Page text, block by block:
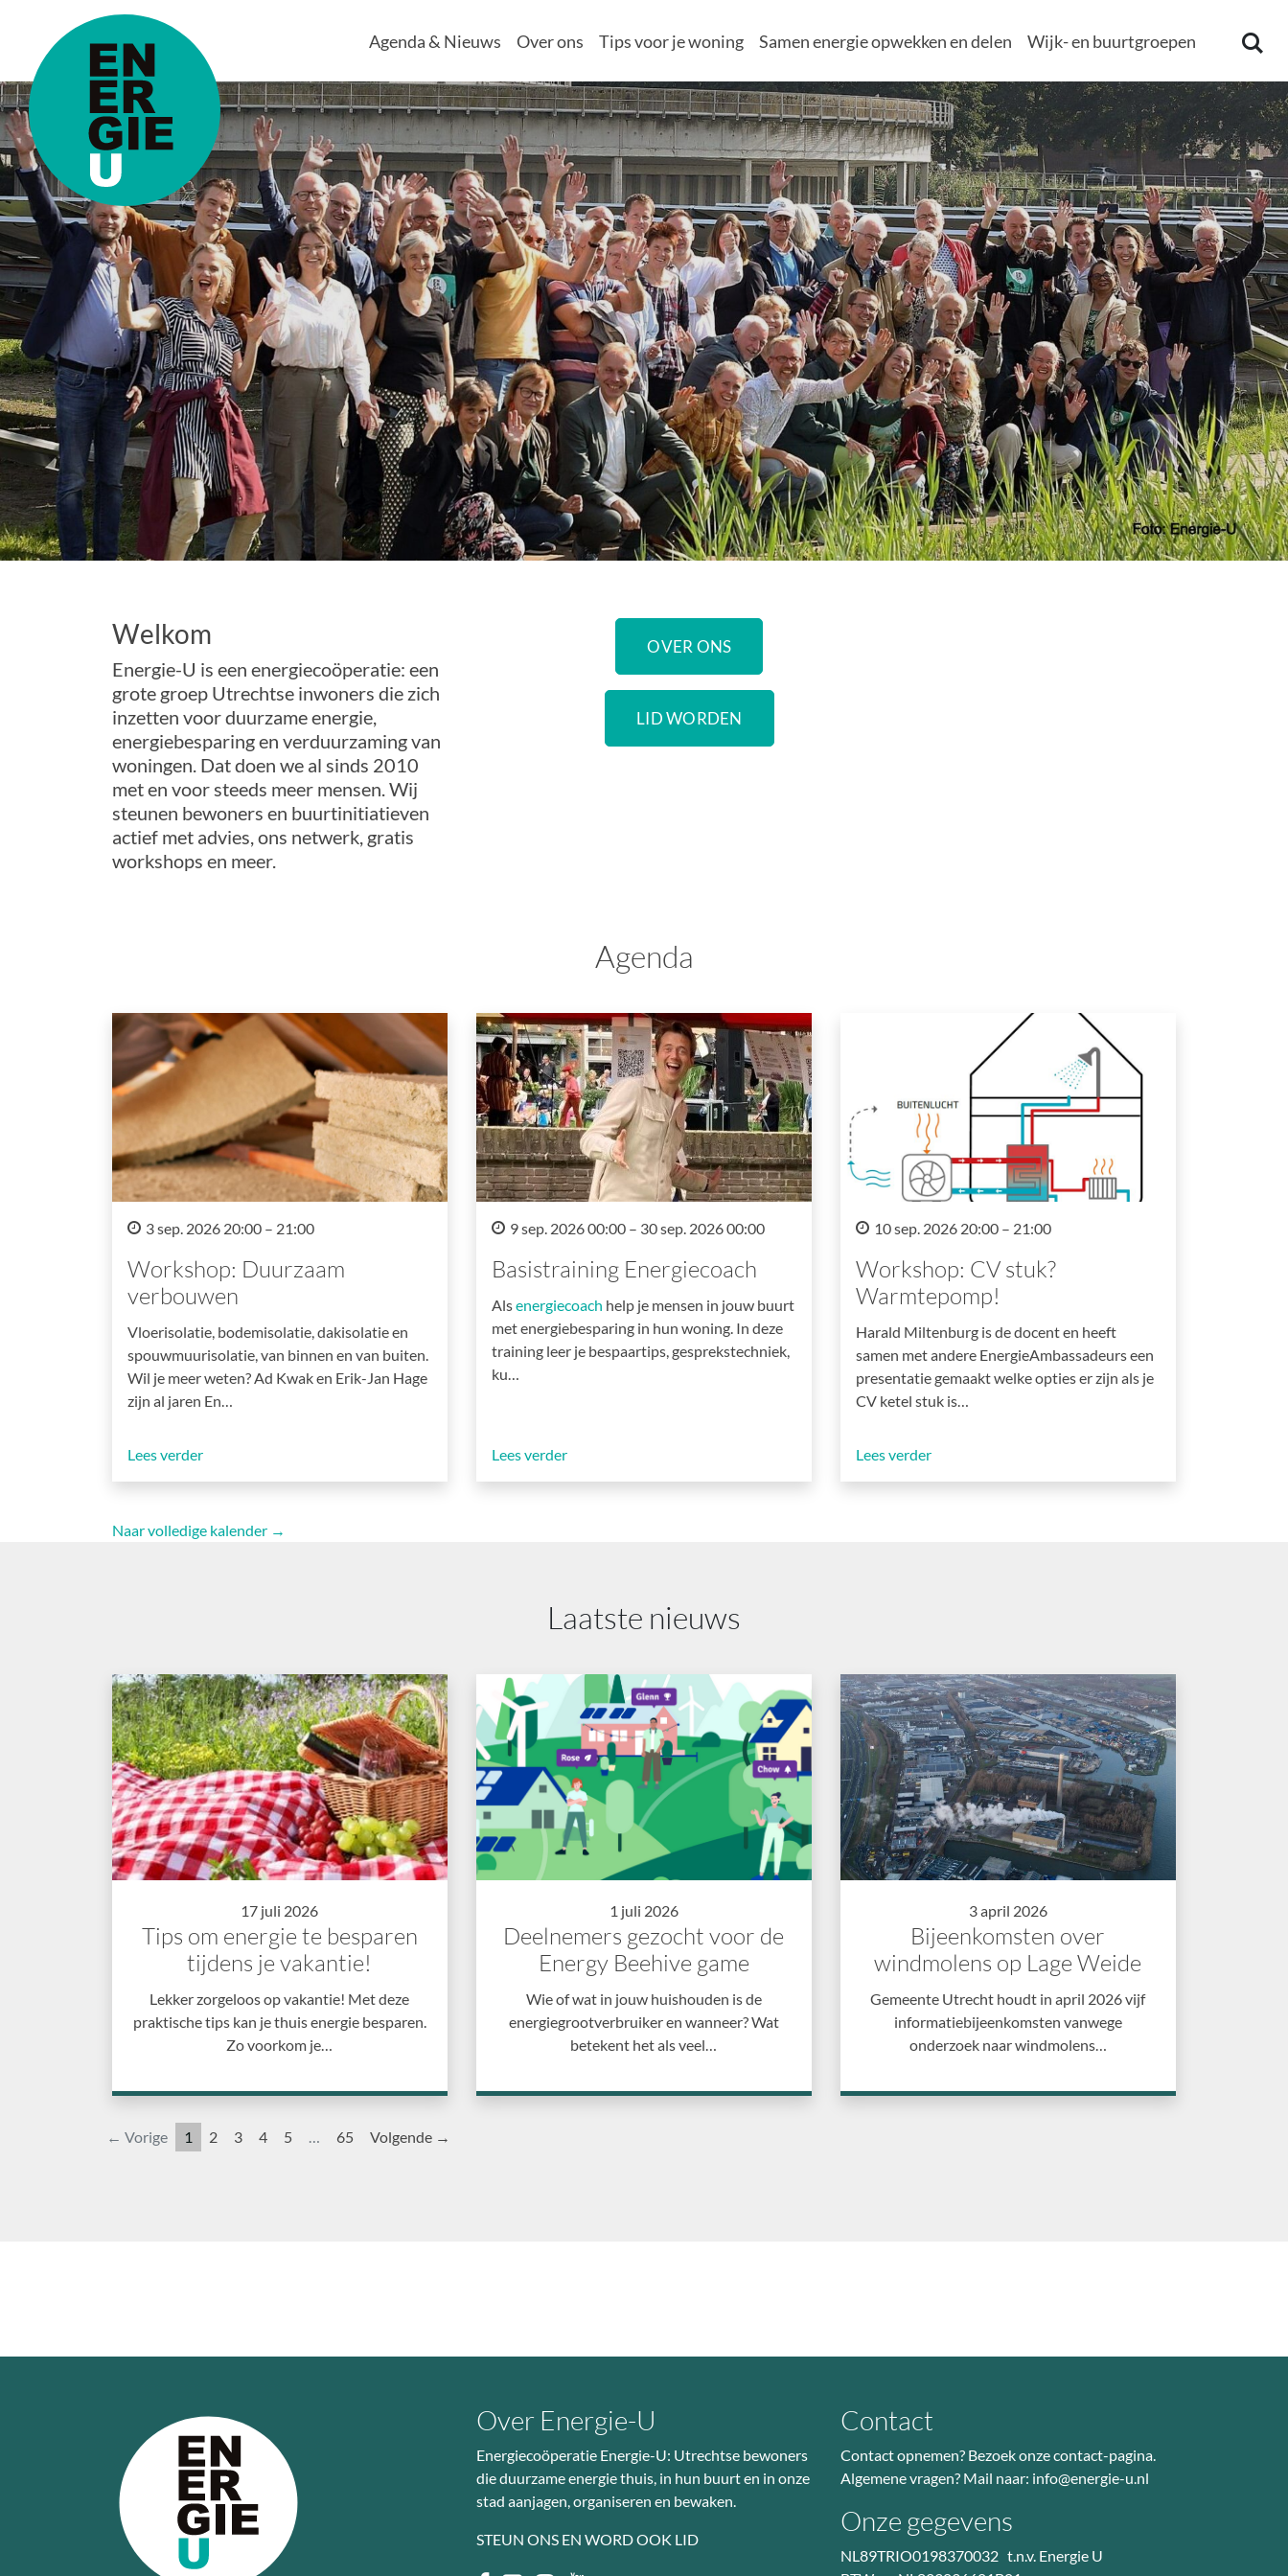
Agenda & Nieuws Over ons Tips voor je woning Samen energie opwekken en delen Wijk- en buurtgroepen
Welkom
Energie-U is een energiecoöperatie: een
grote groep Utrechtse inwoners die zich
inzetten voor duurzame energie,
energiebesparing en verduurzaming van
woningen. Dat doen we al sinds 2010
met en voor steeds meer mensen. Wij
steunen bewoners en buurtinitiatieven
actief met advies, ons netwerk, gratis
workshops en meer.
OVER ONS
LID WORDEN
Agenda
3 sep. 2026 20:00 – 21:00
Workshop: Duurzaam
verbouwen
Vloerisolatie, bodemisolatie, dakisolatie en
spouwmuurisolatie, van binnen en van buiten.
Wil je meer weten? Ad Kwak en Erik-Jan Hage
zijn al jaren En…
Lees verder
9 sep. 2026 00:00 – 30 sep. 2026 00:00
Basistraining Energiecoach
Alsenergiecoach help je mensen in jouw buurt
met energiebesparing in hun woning. In deze
training leer je bespaartips, gesprekstechniek,
ku…
Lees verder
10 sep. 2026 20:00 – 21:00
Workshop: CV stuk?
Warmtepomp!
Harald Miltenburg is de docent en heeft
samen met andere EnergieAmbassadeurs een
presentatie gemaakt welke opties er zijn als je
CV ketel stuk is…
Lees verder
Naar volledige kalender →
Laatste nieuws
17 juli 2026
Tips om energie te besparen
tijdens je vakantie!
Lekker zorgeloos op vakantie! Met deze
praktische tips kan je thuis energie besparen.
Zo voorkom je…
1 juli 2026
Deelnemers gezocht voor de
Energy Beehive game
Wie of wat in jouw huishouden is de
energiegrootverbruiker en wanneer? Wat
betekent het als veel…
3 april 2026
Bijeenkomsten over
windmolens op Lage Weide
Gemeente Utrecht houdt in april 2026 vijf
informatiebijeenkomsten vanwege
onderzoek naar windmolens…
← Vorige 1 2 3 4 5 … 65 Volgende →
Over Energie-U
Energiecoöperatie Energie-U: Utrechtse bewoners
die duurzame energie thuis, in hun buurt en in onze
stad aanjagen, organiseren en bewaken.
STEUN ONS EN WORD OOK LID
Contact
Contact opnemen? Bezoekonze contact-pagina.
Algemene vragen? Mail naar: info@energie-u.nl
Onze gegevens
NL89TRIO0198370032 t.n.v. Energie U